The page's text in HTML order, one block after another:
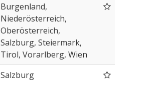
Burgenland,
Niederösterreich,
Oberösterreich,
Salzburg, Steiermark,
Tirol, Vorarlberg, Wien
Salzburg